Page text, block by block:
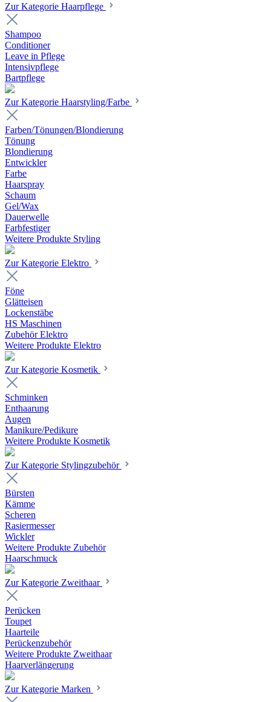
Zur Kategorie Haarpflege
Shampoo
Conditioner
Leave in Pflege
Intensivpflege
Bartpflege
Zur Kategorie Haarstyling/Farbe
Farben/Tönungen/Blondierung
Tönung
Blondierung
Entwickler
Farbe
Haarspray
Schaum
Gel/Wax
Dauerwelle
Farbfestiger
Weitere Produkte Styling
Zur Kategorie Elektro
Föne
Glätteisen
Lockenstäbe
HS Maschinen
Zubehör Elektro
Weitere Produkte Elektro
Zur Kategorie Kosmetik
Schminken
Enthaarung
Augen
Manikure/Pedikure
Weitere Produkte Kosmetik
Zur Kategorie Stylingzubehör
Bürsten
Kämme
Scheren
Rasiermesser
Wickler
Weitere Produkte Zubehör
Haarschmuck
Zur Kategorie Zweithaar
Perücken
Toupet
Haarteile
Perückenzubehör
Weitere Produkte Zweithaar
Haarverlängerung
Zur Kategorie Marken